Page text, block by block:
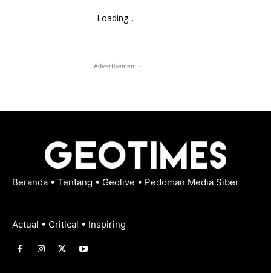
Loading...
- Advertisement -
Beranda • Tentang • Geolive • Pedoman Media Siber
Actual • Critical • Inspiring